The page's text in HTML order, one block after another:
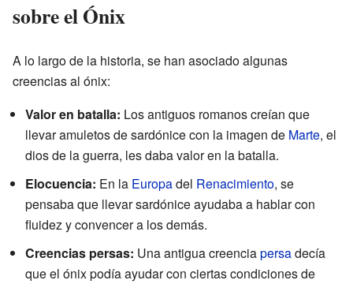
sobre el Ónix
A lo largo de la historia, se han asociado algunas
creencias al ónix:
Valor en batalla: Los antiguos romanos creían que
llevar amuletos de sardónice con la imagen de Marte, el
dios de la guerra, les daba valor en la batalla.
Elocuencia: En la Europadel Renacimiento, se
pensaba que llevar sardónice ayudaba a hablar con
fluidez y convencer a los demás.
Creencias persas: Una antigua creenciapersadecía
que el ónix podía ayudar con ciertas condiciones de